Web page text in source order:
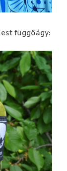
függőágy: